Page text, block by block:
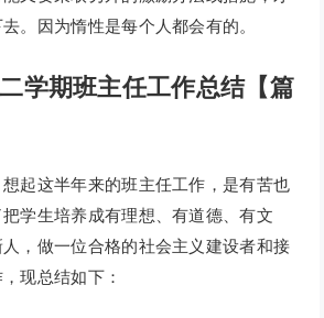
。因为惰性是每个人都会有的。
学期班主任工作总结【篇
起这半年来的班主任工作，是有苦也
学生培养成有理想、有道德、有文
，做一位合格的社会主义建设者和接
现总结如下：